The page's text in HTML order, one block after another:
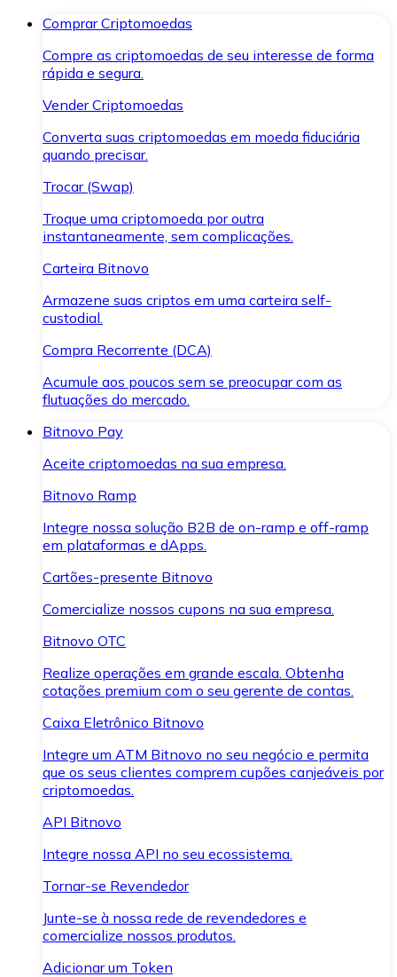
Comprar Criptomoedas
Compre as criptomoedas de seu interesse de forma
rápida e segura.
Vender Criptomoedas
Converta suas criptomoedas em moeda fiduciária
quando precisar.
Trocar (Swap)
Troque uma criptomoeda por outra
instantaneamente, sem complicações.
Carteira Bitnovo
Armazene suas criptos em uma carteira self-
custodial.
Compra Recorrente (DCA)
Acumule aos poucos sem se preocupar com as
flutuações do mercado.
Bitnovo Pay
Aceite criptomoedas na sua empresa.
Bitnovo Ramp
Integre nossa solução B2B de on-ramp e off-ramp
em plataformas e dApps.
Cartões-presente Bitnovo
Comercialize nossos cupons na sua empresa.
Bitnovo OTC
Realize operações em grande escala. Obtenha
cotações premium com o seu gerente de contas.
Caixa Eletrônico Bitnovo
Integre um ATM Bitnovo no seu negócio e permita
que os seus clientes comprem cupões canjeáveis por
criptomoedas.
API Bitnovo
Integre nossa API no seu ecossistema.
Tornar-se Revendedor
Junte-se à nossa rede de revendedores e
comercialize nossos produtos.
Adicionar um Token